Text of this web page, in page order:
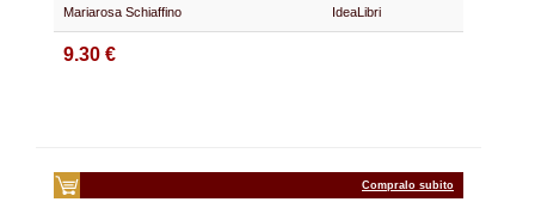
Mariarosa Schiaffino IdeaLibri
9.30 €
Compralo subito